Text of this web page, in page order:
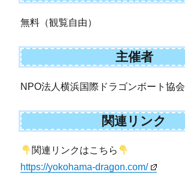
無料（観覧自由）
主催者
NPO法人横浜国際ドラゴンボート協会
関連リンク
関連リンクはこちら
https://yokohama-dragon.com/